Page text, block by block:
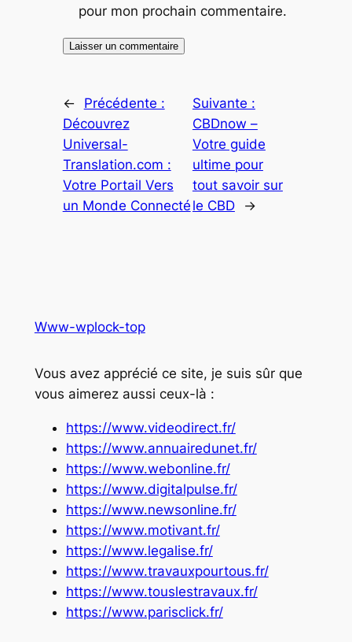
pour mon prochain commentaire.
←
Précédente :
Découvrez
Universal-
Translation.com :
Votre Portail Vers
un Monde Connecté
Suivante :
CBDnow –
Votre guide
ultime pour
tout savoir sur
le CBD
→
Www-wplock-top
Vous avez apprécié ce site, je suis sûr que
vous aimerez aussi ceux-là :
https://www.videodirect.fr/
https://www.annuairedunet.fr/
https://www.webonline.fr/
https://www.digitalpulse.fr/
https://www.newsonline.fr/
https://www.motivant.fr/
https://www.legalise.fr/
https://www.travauxpourtous.fr/
https://www.touslestravaux.fr/
https://www.parisclick.fr/